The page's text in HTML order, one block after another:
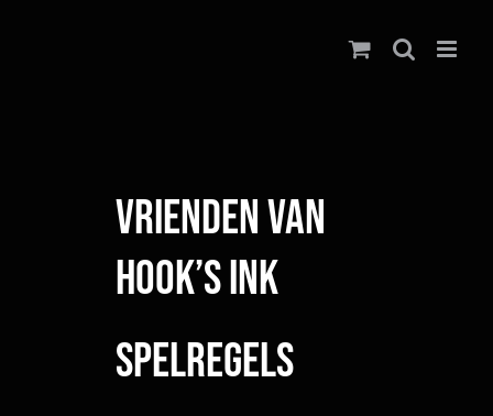
Vrienden van
Hook’s Ink
Spelregels